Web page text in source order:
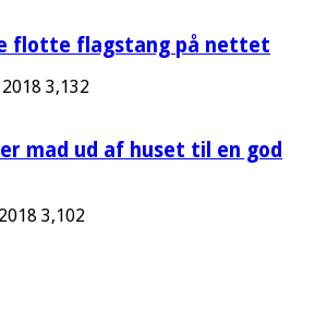
flotte flagstang på nettet
3,132
mad ud af huset til en god
3,102